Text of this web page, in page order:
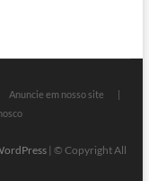
Anuncie em nosso site
| © Copyright All